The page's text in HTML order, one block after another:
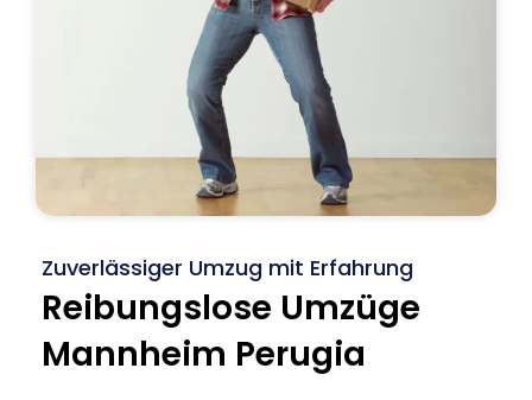
Zuverlässiger Umzug mit Erfahrung
Reibungslose Umzüge
Mannheim Perugia